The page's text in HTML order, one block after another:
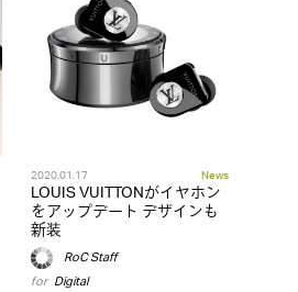
2020.01.17 News
LOUIS VUITTONがイヤホン
をアップデート デザインも
新装
RoC Staff
for Digital